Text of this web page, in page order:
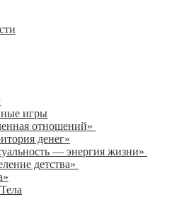
игры
отношений»
денег»
— энергия жизни»
детства»